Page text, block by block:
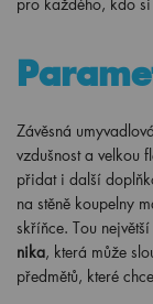
Závěsná
vzdušnost a velkou
přidat i další
na stěně koupelny
skříňce. Tou
nika, která může
předmětů, které